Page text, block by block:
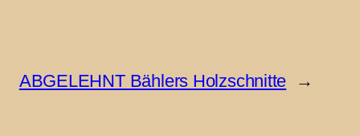
ABGELEHNT Bählers Holzschnitte →